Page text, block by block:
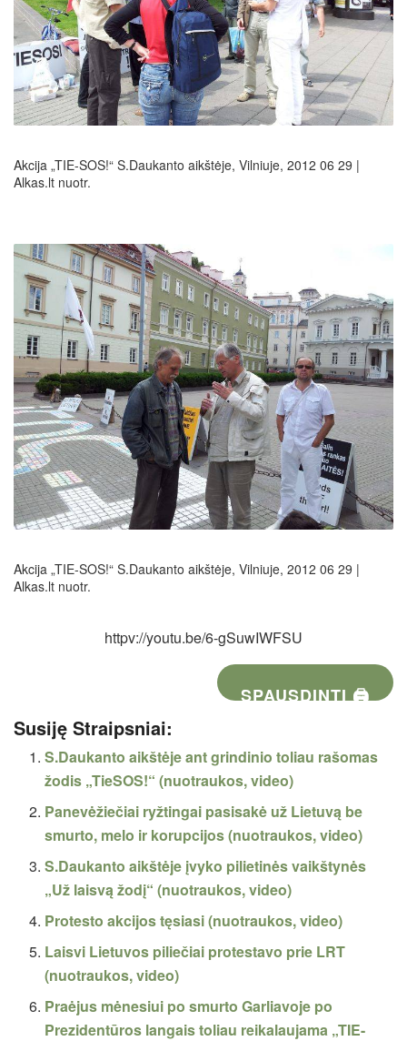
Akcija „TIE-SOS!“ S.Daukanto aikštėje, Vilniuje, 2012 06 29 |
Alkas.lt nuotr.
Akcija „TIE-SOS!“ S.Daukanto aikštėje, Vilniuje, 2012 06 29 |
Alkas.lt nuotr.
httpv://youtu.be/6-gSuwIWFSU
SPAUSDINTI 🖨
Susiję Straipsniai:
S.Daukanto aikštėje ant grindinio toliau rašomas
žodis „TieSOS!“ (nuotraukos, video)
Panevėžiečiai ryžtingai pasisakė už Lietuvą be
smurto, melo ir korupcijos (nuotraukos, video)
S.Daukanto aikštėje įvyko pilietinės vaikštynės
„Už laisvą žodį“ (nuotraukos, video)
Protesto akcijos tęsiasi (nuotraukos, video)
Laisvi Lietuvos piliečiai protestavo prie LRT
(nuotraukos, video)
Praėjus mėnesiui po smurto Garliavoje po
Prezidentūros langais toliau reikalaujama „TIE-